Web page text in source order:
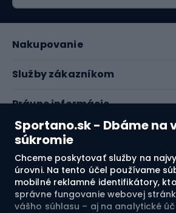
Sportano.sk - Dbáme na
súkromie
Chceme poskytovať služby na
úrovni. Na tento účel používame
mobilné reklamné identifikátory,
správne fungovanie webovej
vášho súhlasu – aj na analytické
Nakupovanie
Služby zákazníkom
Právne informácie
O nás
Pozrite si naše
4.7